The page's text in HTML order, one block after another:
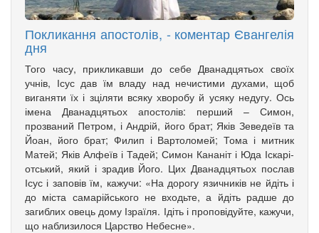
Покликання апостолів, - коментар Євангелія
дня
Того часу, прикликавши до себе Дванадцятьох своїх
учнів, Ісус дав їм владу над нечистими духами, щоб
вига­няти їх і зціляти всяку хворобу й усяку недугу. Ось
імена Дванадцятьох апо­столів: перший – Симон,
прозваний Петром, і Андрій, його брат; Яків Зе­­ведеїв та
Йоан, його брат; Филип і Вартоломей; Тома і мит­ник
Матей; Яків Алфеїв і Та­дей; Симон Кананіт і Юда Іска­рі­
от­ський, який і зрадив Його. Цих Дванадцятьох послав
Ісус і заповів їм, кажучи: «На дорогу язич­ників не йдіть і
до міста самарійського не входьте, а йдіть радше до
загиблих овець дому Ізраїля. Ідіть і проповідуйте, кажучи,
що наблизилося Царство Небесне».